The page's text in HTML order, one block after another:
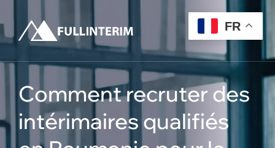
to
content
Comment recruter des
intérimaires qualifiés
FR